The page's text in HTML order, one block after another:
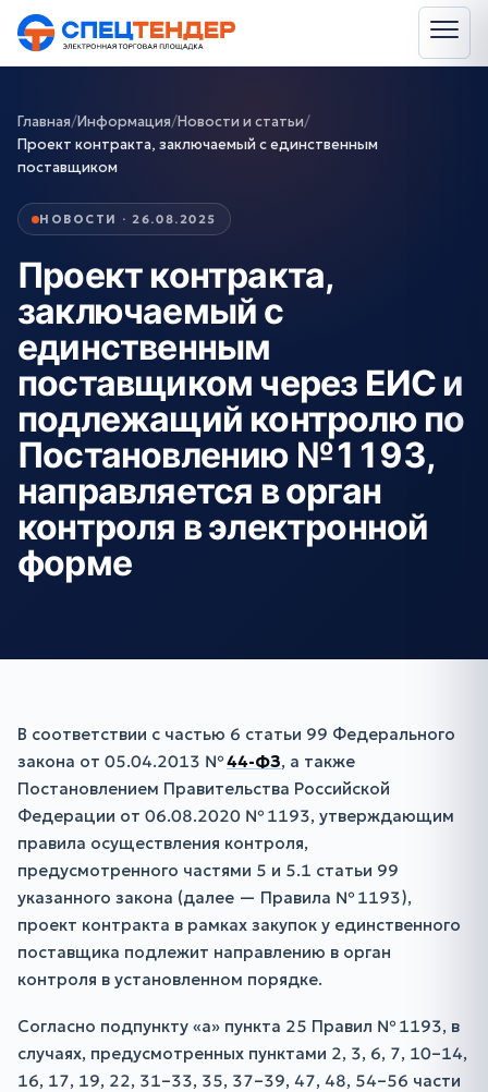
Главная/Информация/Новости и статьи/
Проект контракта, заключаемый с единственным
поставщиком
НОВОСТИ · 26.08.2025
Проект контракта,
заключаемый с
единственным
поставщиком через ЕИС и
подлежащий контролю по
Постановлению №1193,
направляется в орган
контроля в электронной
форме
В соответствии с частью 6 статьи 99 Федерального
закона от 05.04.2013 №44-ФЗ, а также
Постановлением Правительства Российской
Федерации от 06.08.2020 № 1193, утверждающим
правила осуществления контроля,
предусмотренного частями 5 и 5.1 статьи 99
указанного закона (далее — Правила № 1193),
проект контракта в рамках закупок у единственного
поставщика подлежит направлению в орган
контроля в установленном порядке.
Согласно подпункту «а» пункта 25 Правил № 1193, в
случаях, предусмотренных пунктами 2, 3, 6, 7, 10–14,
16, 17, 19, 22, 31–33, 35, 37–39, 47, 48, 54–56 части